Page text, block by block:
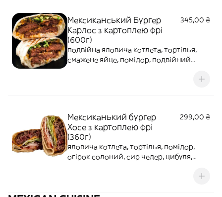
Мексиканський Бургер
Карлос з картоплею фрі
(600г)
345,00 ₴
подвійна яловича котлета, тортілья,
смажене яйце, помідор, подвійний
Мексиканький бургер
Хосе з картоплею фрі
(360г)
299,00 ₴
яловича котлета, тортілья, помідор,
огірок солоний, сир чедер, цибуля,